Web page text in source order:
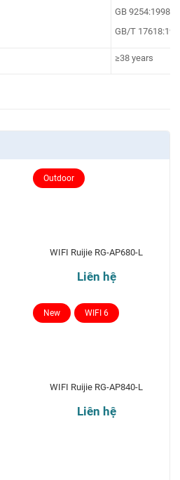
GB 9254:1998
GB/T
≥38 years
WIFI Ruijie RG-AP680-L
Liên hệ
Outdoor
WIFI Ruijie RG-AP840-L
Liên hệ
New WIFI 6